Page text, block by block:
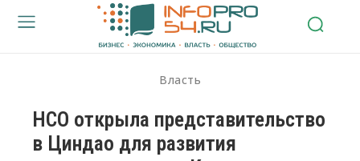
Власть
НСО открыла представительство
в Циндао для развития